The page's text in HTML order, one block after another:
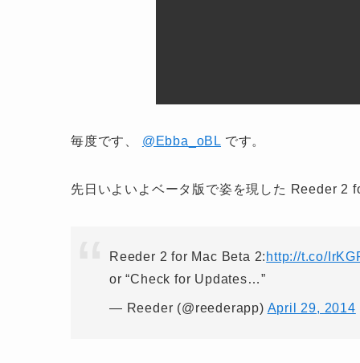
毎度です、 @Ebba_oBL です。
先日いよいよベータ版で姿を現した Reeder 2
Reeder 2 for Mac Beta 2: http://t.co/
or “Check for Updates…”
— Reeder (@reederapp) April 29, 2014